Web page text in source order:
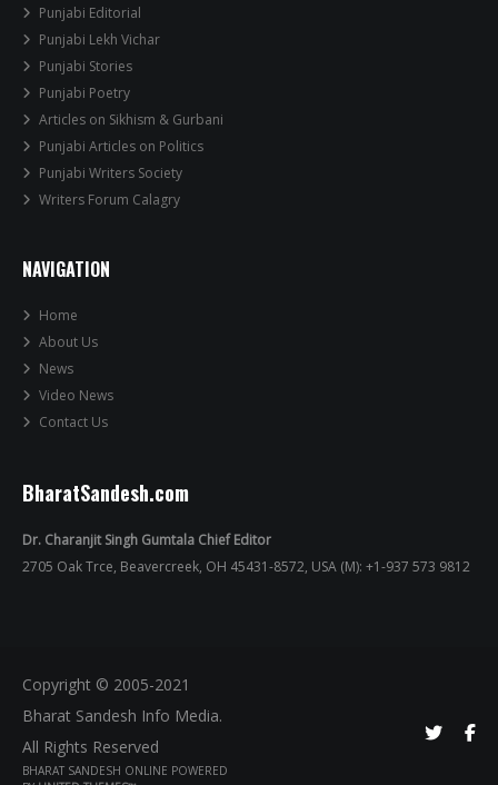
Punjabi Editorial
Punjabi Lekh Vichar
Punjabi Stories
Punjabi Poetry
Articles on Sikhism & Gurbani
Punjabi Articles on Politics
Punjabi Writers Society
Writers Forum Calagry
NAVIGATION
Home
About Us
News
Video News
Contact Us
BharatSandesh.com
Dr. Charanjit Singh Gumtala Chief Editor
2705 Oak Trce, Beavercreek, OH 45431-8572, USA (M): +1-937 573 9812
Copyright © 2005-2021
Bharat Sandesh Info Media.
All Rights Reserved
BHARAT SANDESH ONLINE POWERED